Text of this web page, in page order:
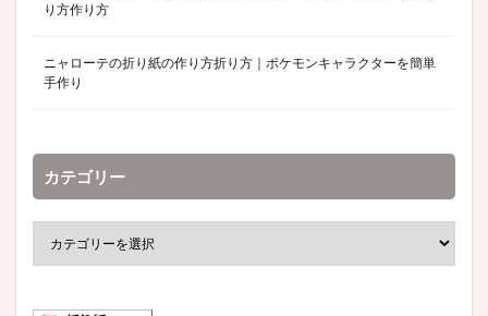
り方作り方
ニャローテの折り紙の作り方折り方｜ポケモンキャラクターを簡単
手作り
カテゴリー